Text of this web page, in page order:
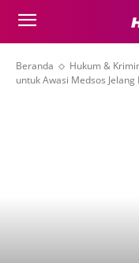
Beranda Hukum &
untuk Awasi Medsos Jelang